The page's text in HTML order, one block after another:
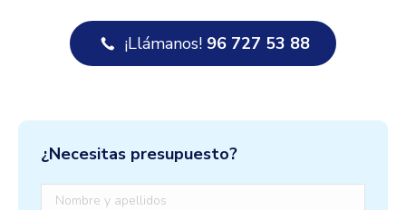
¡Llámanos! 96 727 53 88
¿Necesitas presupuesto?